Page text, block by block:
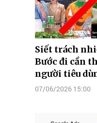
Siết trách
Bước đi cần
người tiêu
07/06/2026 15:00